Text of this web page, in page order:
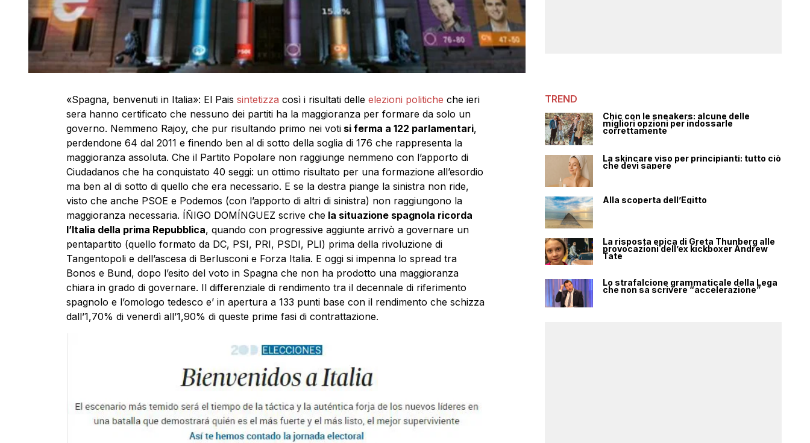
«Spagna, benvenuti in Italia»: El Pais sintetizza così i risultati delle elezioni politiche che ieri
sera hanno certificato che nessuno dei partiti ha la maggioranza per formare da solo un
governo. Nemmeno Rajoy, che pur risultando primo nei votisi ferma a 122 parlamentari,
perdendone 64 dal 2011 e finendo ben al di sotto della soglia di 176 che rappresenta la
maggioranza assoluta. Che il Partito Popolare non raggiunge nemmeno con l’apporto di
Ciudadanos che ha conquistato 40 seggi: un ottimo risultato per una formazione all’esordio
ma ben al di sotto di quello che era necessario. E se la destra piange la sinistra non ride,
visto che anche PSOE e Podemos (con l’apporto di altri di sinistra) non raggiungono la
maggioranza necessaria. ÍÑIGO DOMÍNGUEZ scrive chela situazione spagnola ricorda
l’Italia della prima Repubblica, quando con progressive aggiunte arrivò a governare un
pentapartito (quello formato da DC, PSI, PRI, PSDI, PLI) prima della rivoluzione di
Tangentopoli e dell’ascesa di Berlusconi e Forza Italia. E oggi si impenna lo spread tra
Bonos e Bund, dopo l’esito del voto in Spagnache non ha prodotto una maggioranza
chiara in grado di governare. Il differenziale di rendimento tra il decennale di riferimento
spagnolo e l’omologo tedesco e’ in apertura a 133 punti base con il rendimento che schizza
dall’1,70% di venerdì all’1,90% di queste prime fasi di contrattazione.
TREND
Chic con le sneakers: alcune delle
migliori opzioni per indossarle
correttamente
La skincare viso per principianti: tutto ciò
che devi sapere
Alla scoperta dell’Egitto
La risposta epica di Greta Thunberg alle
provocazioni dell’ex kickboxer Andrew
Tate
Lo strafalcione grammaticale della Lega
che non sa scrivere “accelerazione”